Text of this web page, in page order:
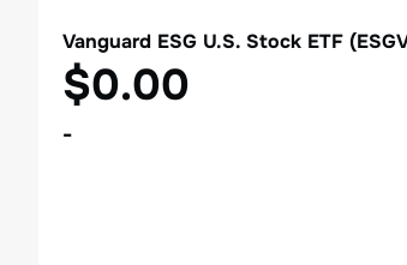
Vanguard ESG U.S. Stock ETF (
$0.00
-